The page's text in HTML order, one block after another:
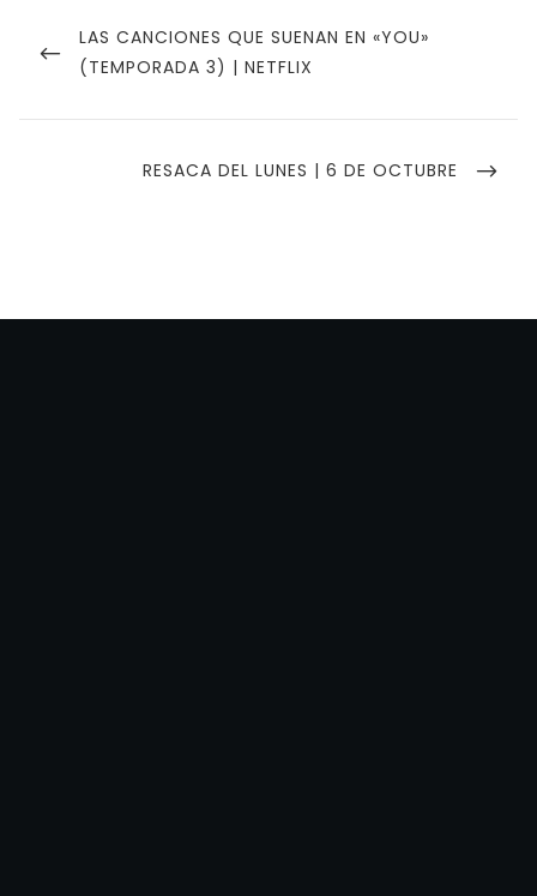
de
entradas
PREVIOUS
POST
LAS CANCIONES QUE SUENAN EN «YOU»
(TEMPORADA 3) | NETFLIX
NEXT
RESACA DEL LUNES | 6 DE OCTUBRE